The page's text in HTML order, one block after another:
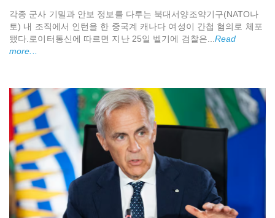
각종 군사 기밀과 안보 정보를 다루는 북대서양조약기구(NATO나
토) 내 조직에서 인턴을 한 중국계 캐나다 여성이 간첩 혐의로 체포
됐다.로이터통신에 따르면 지난 25일 벨기에 검찰은...Read
more...